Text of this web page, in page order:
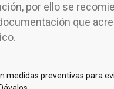
por ello se
que
medidas preventivas para